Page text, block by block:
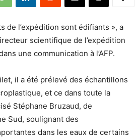
de l’expédition sont édifiants », a
scientifique de l’expédition
une communication à l’AFP.
il a été prélevé des échantillons
et ce dans toute la
Stéphane Bruzaud, de
Sud, soulignant des
dans les eaux de certains